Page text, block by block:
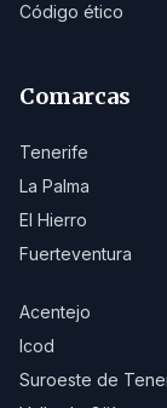
Código ético
Comarcas
Tenerife
La Palma
El Hierro
Fuerteventura
Acentejo
Icod
Suroeste de